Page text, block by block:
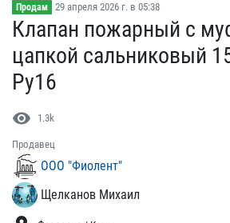
Продам 29 апреля 2026 г. в 05:38
Клапан пожарный с
цапкой сальниковый
Ру16
visibility 1.3k
Продавец
ООО "Фиолент"
Щелканов Михаил